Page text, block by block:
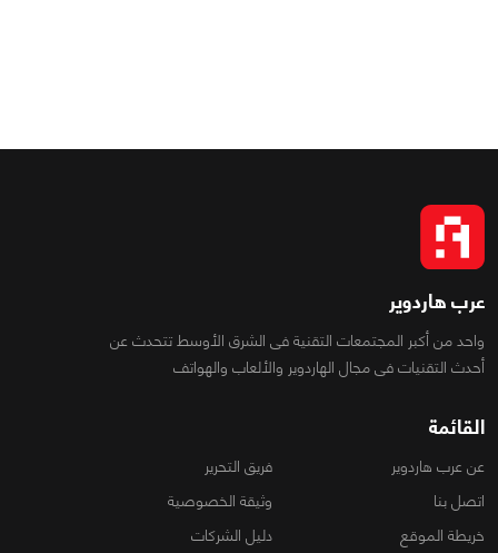
عرب هاردوير
واحد من أكبر المجتمعات التقنية فى الشرق الأوسط تتحدث عن
أحدث التقنيات فى مجال الهاردوير والألعاب والهواتف
القائمة
عن عرب هاردوير
فريق التحرير
اتصل بنا
وثيقة الخصوصية
خريطة الموقع
دليل الشركات